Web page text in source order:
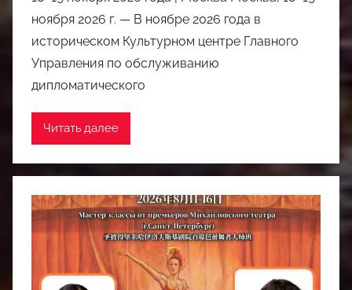
ноября 2026 г. — В ноябре 2026 года в
историческом Культурном центре Главного
Управления по обслуживанию
дипломатического
Читать далее